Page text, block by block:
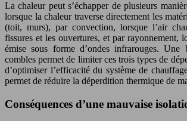
La chaleur peut s’échapper de plusieurs
lorsque la chaleur traverse directement les
(toit, murs), par convection, lorsque l’air
fissures et les ouvertures, et par rayonnement,
émise sous forme d’ondes infrarouges. Une
combles permet de limiter ces trois types de
d’optimiser l’efficacité du système de
permet de réduire la déperdition thermique de
Conséquences d’une mauvaise